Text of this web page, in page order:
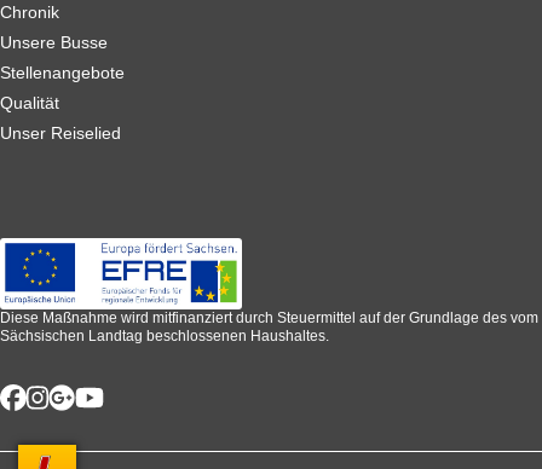
Chronik
Unsere Busse
Stellenangebote
Qualität
Unser Reiselied
Diese Maßnahme wird mitfinanziert durch Steuermittel auf der Grundlage des vom
Sächsischen Landtag beschlossenen Haushaltes.